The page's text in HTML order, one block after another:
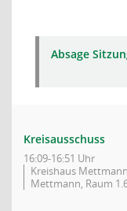
Absage
Kreisausschuss
16:09-16:51 Uhr
Kreishaus
Mettmann, Raum